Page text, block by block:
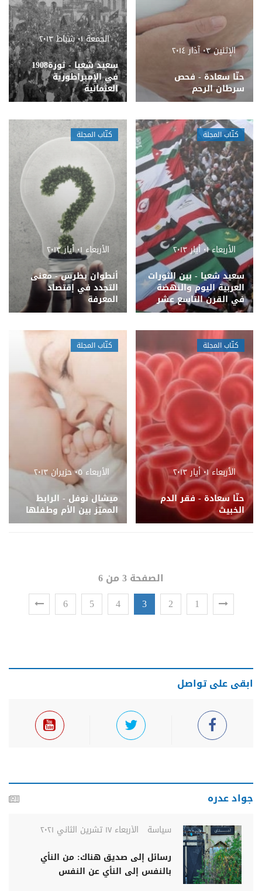
الإثنين ٠٣ آذار ٢٠١٤
حنّا سعادة - فحص
سرطان الرحم
الجمعة ٠١ شباط ٢٠١٣
سعيد شعيا - ثورة1908
في الإمبراطورية
العثمانية
كتّاب المجلة
الأربعاء ٠١ أيار ٢٠١٣
سعيد شعيا - بين الثورات
العربية اليوم والنهضة
في القرن التاسع عشر
كتّاب المجلة
الأربعاء ٠١ أيار ٢٠١٣
أنطوان بطرس - معنى
التجدد في إقتصاد
المعرفة
كتّاب المجلة
الأربعاء ٠١ أيار ٢٠١٣
حنّا سعادة - فقر الدم
الخبيث
كتّاب المجلة
الأربعاء ٠٥ حزيران ٢٠١٣
ميشال نوفل - الرابط
المميّز بين الأم وطفلها
الصفحة 3 من 6
1
2
3
4
5
6
ابقى على تواصل
جواد عدره
سياسة
الأربعاء ١٧ تشرين الثاني ٢٠٢١
رسائل إلى صديق هناك: من النأي
بالنفس إلى النأي عن النفس